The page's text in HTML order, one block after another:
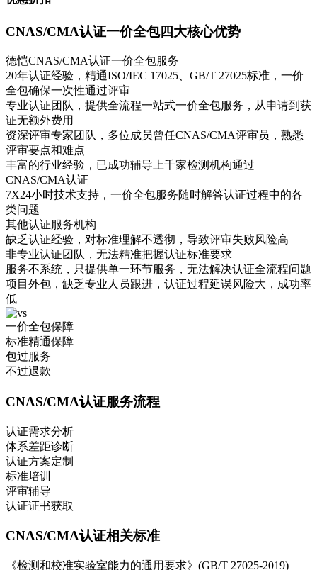
CNAS/CMA认证一价全包四大核心优势
德恺CNAS/CMA认证一价全包服务
20年认证经验，精通ISO/IEC 17025、GB/T 27025标准，一价
全包确保一次性通过评审
专业认证团队，提供全流程一站式一价全包服务，从申请到获
证无额外费用
资深评审专家团队，多位成员曾任CNAS/CMA评审员，熟悉
评审要点和难点
丰富的行业经验，已成功辅导上千家检测机构通过
CNAS/CMA认证
7X24小时技术支持，一价全包服务随时解答认证过程中的各
类问题
其他认证服务机构
缺乏认证经验，对标准理解不透彻，导致评审失败风险高
非专业认证团队，无法精准把握认证标准要求
服务不系统，只提供单一环节服务，无法解决认证全流程问题
项目外包，缺乏专业人员跟进，认证过程延误风险大，成功率
低
一价全包保障
标准精通保障
包过服务
不过退款
CNAS/CMA认证服务流程
认证需求分析
体系差距诊断
认证方案定制
标准培训
评审辅导
认证证书获取
CNAS/CMA认证相关标准
《检测和校准实验室能力的通用要求》(GB/T 27025-2019)